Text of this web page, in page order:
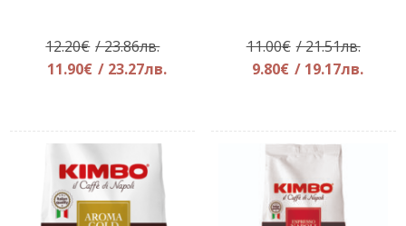
12.20€ / 23.86лв.Original
price
11.90€ / 23.27лв.Текущата
11.90€.
11.00€ / 21.51лв.
price
9.80€ / 19.17лв.
9.80€.